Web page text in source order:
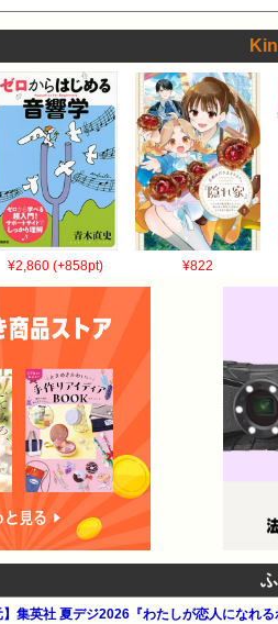
土) 07:55:14.56 ID:bGDxOhJP0 新
) 07:55:31.79 ID:6K1PwdJC0 嫉妬
ん カスみたいな会社で働くより子
つもりはなかったんやろ 18:風吹け
し 2017/05/13(土) 07:57:25.73
無し 2017/05/13(土) 07:58:42.92
土) 07:58:03.17 ID:z9ws8+LNp イ
へ指導ってきつそう 28:風吹けば名
) 07:58:50.32 ID:lL9YBYht0 後輩女「
！」 こうだぞ 178:風吹けば名無し
) 07:58:59.31 ID:viypJl3Dp 悔しいの
育休は不可避ってことはわかっとるや
来るのかは会社が負うリスクや 35:風
番守ってくれなきゃ・・ 32:風吹け
ってる女は働かないでほしい 33:風吹
期に自分たちのことだけ考えて人材
つで傷病長期休暇を取得するまでが
しまった後輩がかわいそう 45:風吹け
責任だろ 85:風吹けば名無し 2017/
てしまったのがかわいそうだって 89:
無し 2017/05/13(土) 08:01:11.77
ID:uYOrbJCQ0 少子化改善い
¥2,860 (+858pt) ¥822
】集英社 夏デジ2026『わたしが恋人にな